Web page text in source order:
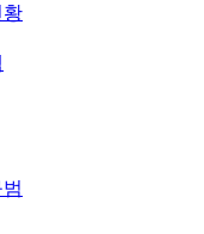
황